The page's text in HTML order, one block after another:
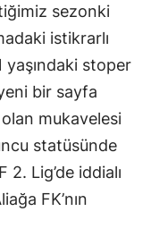
sezonki
istikrarlı
stoper
bir sayfa
mukavelesi
statüsünde
Lig’de iddialı
FK’nın